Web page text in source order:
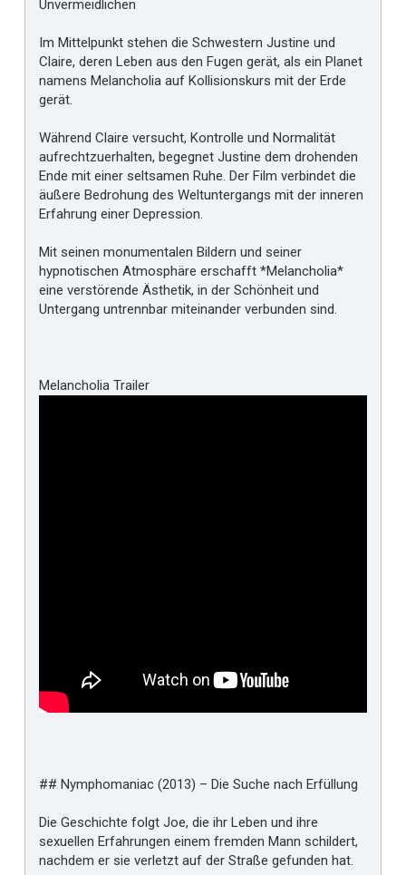
Unvermeidlichen
Im Mittelpunkt stehen die Schwestern Justine und
Claire, deren Leben aus den Fugen gerät, als ein Planet
namens Melancholia auf Kollisionskurs mit der Erde
gerät.
Während Claire versucht, Kontrolle und Normalität
aufrechtzuerhalten, begegnet Justine dem drohenden
Ende mit einer seltsamen Ruhe. Der Film verbindet die
äußere Bedrohung des Weltuntergangs mit der inneren
Erfahrung einer Depression.
Mit seinen monumentalen Bildern und seiner
hypnotischen Atmosphäre erschafft *Melancholia*
eine verstörende Ästhetik, in der Schönheit und
Untergang untrennbar miteinander verbunden sind.
Melancholia Trailer
## Nymphomaniac (2013) – Die Suche nach Erfüllung
Die Geschichte folgt Joe, die ihr Leben und ihre
sexuellen Erfahrungen einem fremden Mann schildert,
nachdem er sie verletzt auf der Straße gefunden hat.